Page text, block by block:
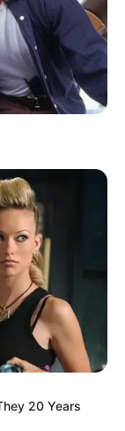
20 Years